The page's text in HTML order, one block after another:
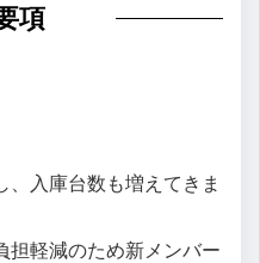
項
入庫台数も増えてきま
担軽減のため新メンバー